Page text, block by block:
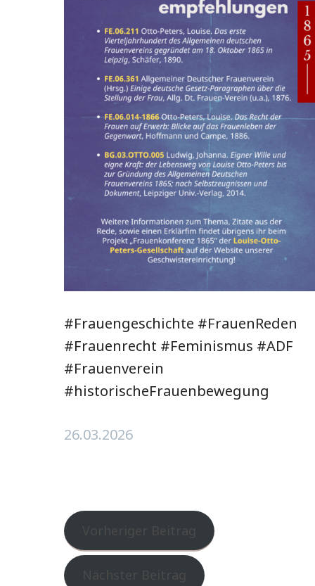
#Frauengeschichte #FrauenReden
#Frauenrecht #Feminismus #ADF
#Frauenverein
#historischeFrauenbewegung
26.03.2026
Vorheriger Beitrag
Nächster Beitrag